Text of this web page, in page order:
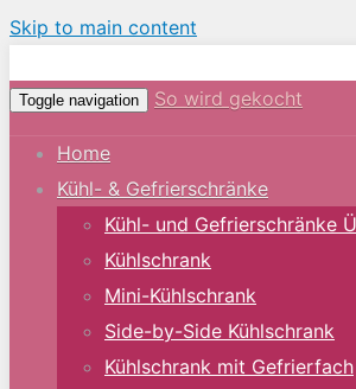
Skip to main content
Toggle navigation So wird gekocht
Home
Kühl- & Gefrierschränke
Kühl- und Gefrierschränke
Kühlschrank
Mini-Kühlschrank
Side-by-Side Kühlschrank
Kühlschrank mit Gefrierfach